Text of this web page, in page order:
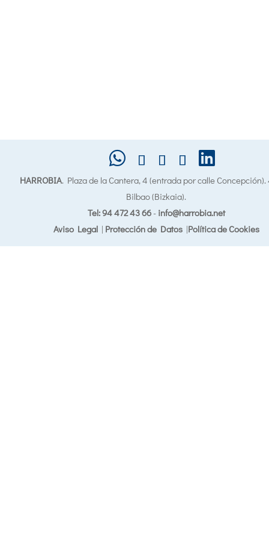
HARROBIA. Plaza de la Cantera, 4 (entrada por calle
Bilbao (Bizkaia).
Tel: 94 472 43 66- info@harrobia.net
Aviso Legal| Protección de Datos|Política de Cookies